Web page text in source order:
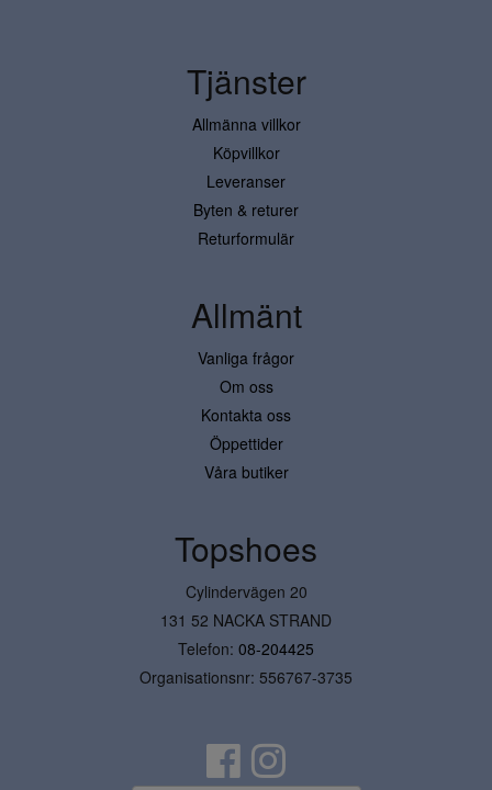
Tjänster
Allmänna villkor
Köpvillkor
Leveranser
Byten & returer
Returformulär
Allmänt
Vanliga frågor
Om oss
Kontakta oss
Öppettider
Våra butiker
Topshoes
Cylindervägen 20
131 52 NACKA STRAND
Telefon: 08-204425
Organisationsnr: 556767-3735